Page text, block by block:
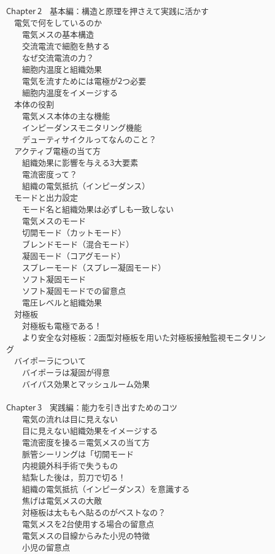
Chapter 2 基本編：構造と原理を押さえて実践に活かす
電気で何をしているのか
電気メスの基本構造
交流電流で細胞を熱する
なぜ交流電流の力？
細胞内温度と組織効果
電気を流すためには電極が2つ必要
細胞内温度をイメージする
本体の役割
電気メス本体の主な機能
インピーダンスモニタリング機能
デューティサイクルってなんのこと？
アクティブ電極の当て方
組織効果に影響を与える3大要素
電流密度って？
組織の電気抵抗（インピーダンス）
モードと出力設定
モード名と組織効果は必ずしも一致しない
電気メスのモード
切開モード（カットモード）
ブレンドモード（混合モード）
凝固モード（コアグモード）
スプレーモード（スプレー凝固モード）
ソフト凝固モード
ソフト凝固モードでの留意点
電圧レベルと組織効果
対極板
対極板も電極である！
より安全な対極板：2面型対極板を用いた対極板接触監視モニタリン
グ
バイポーラについて
バイポーラは凝固が得意
バイパス効果とマッシュルーム効果
Chapter 3 実践編：能力を引き出すためのコツ
電気の流れは目に見えない
目に見えない組織効果をイメージする
電流密度を操る＝電気メスの当て方
脈管シーリングは「切開モード
内視鏡外科手術で失うもの
結紮した後は，剪刀で切る！
組織の電気抵抗（インピーダンス）を意識する
焦げは電気メスの大敵
対極板は太ももへ貼るのがベストなの？
電気メスを2台使用する場合の留意点
電気メスの目線からみた小児の特徴
小児の留意点